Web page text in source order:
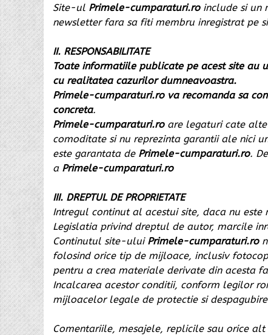
Site-ul Primele-cumparaturi.roinclude si un
newsletter fara sa fiti membru inregistrat pe
II. RESPONSABILITATE
Toate informatiile publicate pe acest site au
cu realitatea cazurilor dumneavoastra.
Primele-cumparaturi.ro va recomanda sa
concreta.
Primele-cumparaturi.roare legaturi cate alte
comoditate si nu reprezinta garantii ale nici
este garantata de Primele-cumparaturi.ro.
a Primele-cumparaturi.ro
III. DREPTUL DE PROPRIETATE
Intregul continut al acestui site, daca nu
Legislatia privind dreptul de autor, marcile
Continutul site-ului Primele-cumparaturi.ro
folosind orice tip de mijloace, inclusiv
pentru a crea materiale derivate din acesta
Incalcarea acestor conditii, conform legilor
mijloacelor legale de protectie si
Comentariile, mesajele, replicile sau orice